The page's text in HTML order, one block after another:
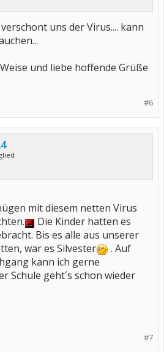
uns der Virus.... kann
und liebe hoffende Grüße
#6
mit diesem netten Virus
Die Kinder hatten es
Bis es alle aus unserer
war es Silvester
. Auf
kann ich gerne
Schule geht´s schon wieder
#7